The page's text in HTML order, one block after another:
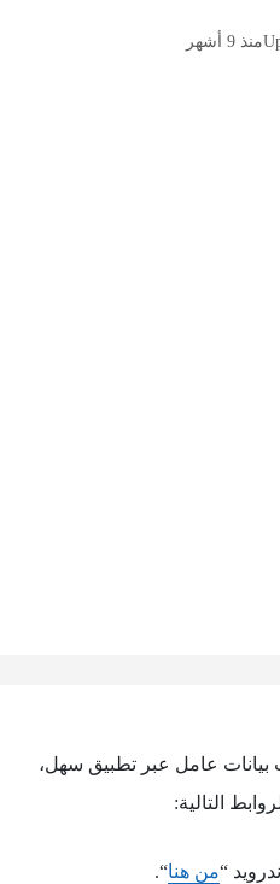
منذ 9 أشهر
بيانات عامل عبر تطبيق سهل،
التالية:
“من هنا“.